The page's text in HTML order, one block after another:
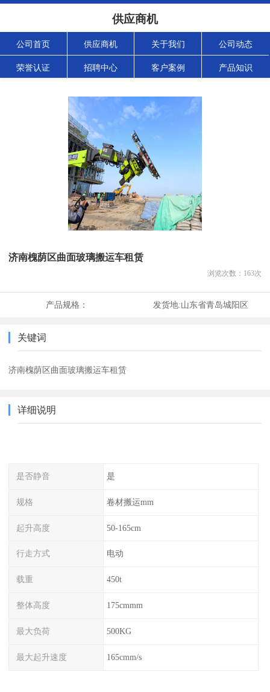
供应商机
公司首页 供应商机 关于我们 公司动态
荣誉认证 招聘中心 客户案例 产品知识
济南槐荫区曲面玻璃搬运车租赁
浏览次数： 163次
产品规格： 发货地:山东省青岛城阳区
关键词
济南槐荫区曲面玻璃搬运车租赁
详细说明
是否静音 是
规格 卷材搬运mm
起升高度 50-165cm
行走方式 电动
载重 450t
整体高度 175cmmm
最大负荷 500KG
最大起升速度 165cmm/s